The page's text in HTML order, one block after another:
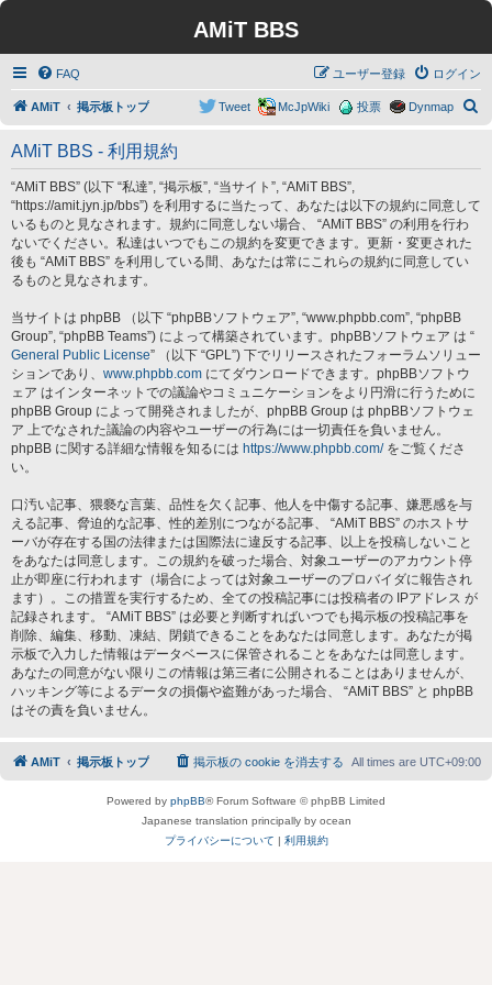
AMiT BBS
FAQ ログイン
ユーザー登録
AMiT 掲示板トップ Dynmap
投票
McJpWiki
Tweet
AMiT BBS - 利用規約
“AMiT BBS” (以下 “私達”, “掲示板”, “当サイト”, “AMiT BBS”,
“https://amit.jyn.jp/bbs”) を利用するに当たって、あなたは以下の規約に同意して
いるものと見なされます。規約に同意しない場合、 “AMiT BBS” の利用を行わ
ないでください。私達はいつでもこの規約を変更できます。更新・変更された
後も “AMiT BBS” を利用している間、あなたは常にこれらの規約に同意してい
るものと見なされます。
当サイトは phpBB （以下 “phpBBソフトウェア”, “www.phpbb.com”, “phpBB
Group”, “phpBB Teams”) によって構築されています。phpBBソフトウェア は “
General Public License” （以下 “GPL”) 下でリリースされたフォーラムソリュー
ションであり、 www.phpbb.com にてダウンロードできます。phpBBソフトウ
ェア はインターネットでの議論やコミュニケーションをより円滑に行うために
phpBB Group によって開発されましたが、phpBB Group は phpBBソフトウェ
ア 上でなされた議論の内容やユーザーの行為には一切責任を負いません。
phpBB に関する詳細な情報を知るには https://www.phpbb.com/をご覧くださ
い。
口汚い記事、猥褻な言葉、品性を欠く記事、他人を中傷する記事、嫌悪感を与
える記事、脅迫的な記事、性的差別につながる記事、 “AMiT BBS” のホストサ
ーバが存在する国の法律または国際法に違反する記事、以上を投稿しないこと
をあなたは同意します。この規約を破った場合、対象ユーザーのアカウント停
止が即座に行われます（場合によっては対象ユーザーのプロバイダに報告され
ます）。この措置を実行するため、全ての投稿記事には投稿者の IPアドレス が
記録されます。 “AMiT BBS” は必要と判断すればいつでも掲示板の投稿記事を
削除、編集、移動、凍結、閉鎖できることをあなたは同意します。あなたが掲
示板で入力した情報はデータベースに保管されることをあなたは同意します。
あなたの同意がない限りこの情報は第三者に公開されることはありませんが、
ハッキング等によるデータの損傷や盗難があった場合、 “AMiT BBS” と phpBB
はその責を負いません。
AMiT 掲示板トップ All times are UTC+09:00
掲示板の cookie を消去する
Powered by phpBB® Forum Software © phpBB Limited
Japanese translation principally by ocean
プライバシーについて | 利用規約